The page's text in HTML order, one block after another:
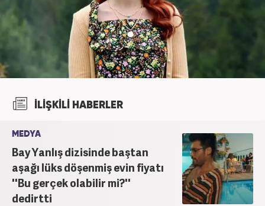
İLİŞKİLİ HABERLER
MEDYA
Bay Yanlış dizisinde baştan
aşağı lüks döşenmiş evin fiyatı
''Bu gerçek olabilir mi?''
dedirtti